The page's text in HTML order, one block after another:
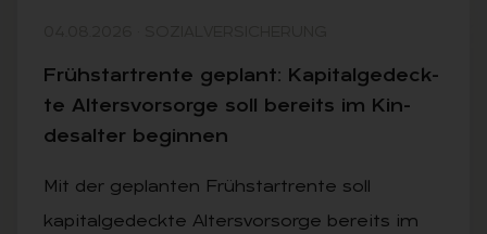
Früh­start­ren­te ge­plant: Ka­pi­tal­ge­deck­
te Al­ters­vor­sor­ge soll be­reits im Kin­
des­al­ter be­gin­nen
Mit der geplanten Frühstartrente soll
kapitalgedeckte Altersvorsorge bereits im